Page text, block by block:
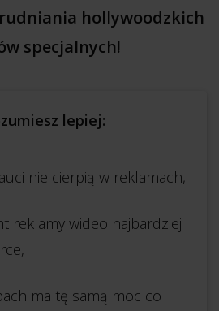
hollywoodzkich
specjalnych!
lepiej:
nie cierpią w reklamach,
reklamy wideo najbardziej
ma tę samą moc co